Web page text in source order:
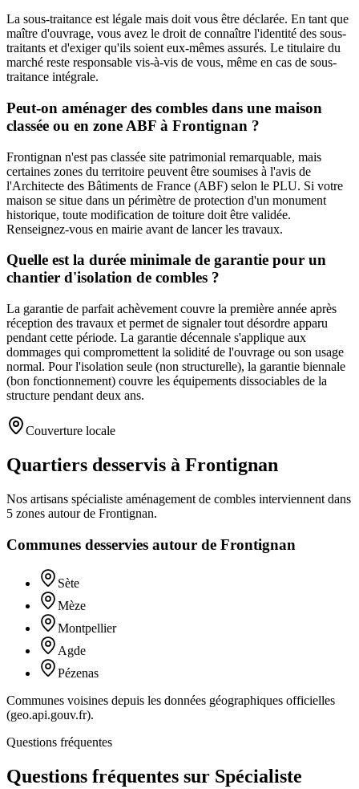
La sous-traitance est légale mais doit vous être déclarée. En tant que
maître d'ouvrage, vous avez le droit de connaître l'identité des sous-
traitants et d'exiger qu'ils soient eux-mêmes assurés. Le titulaire du
marché reste responsable vis-à-vis de vous, même en cas de sous-
traitance intégrale.
Peut-on aménager des combles dans une maison
classée ou en zone ABF à Frontignan ?
Frontignan n'est pas classée site patrimonial remarquable, mais
certaines zones du territoire peuvent être soumises à l'avis de
l'Architecte des Bâtiments de France (ABF) selon le PLU. Si votre
maison se situe dans un périmètre de protection d'un monument
historique, toute modification de toiture doit être validée.
Renseignez-vous en mairie avant de lancer les travaux.
Quelle est la durée minimale de garantie pour un
chantier d'isolation de combles ?
La garantie de parfait achèvement couvre la première année après
réception des travaux et permet de signaler tout désordre apparu
pendant cette période. La garantie décennale s'applique aux
dommages qui compromettent la solidité de l'ouvrage ou son usage
normal. Pour l'isolation seule (non structurelle), la garantie biennale
(bon fonctionnement) couvre les équipements dissociables de la
structure pendant deux ans.
Couverture locale
Quartiers desservis à Frontignan
Nos artisans spécialiste aménagement de combles interviennent dans
5 zones autour de Frontignan.
Communes desservies autour de Frontignan
Sète
Mèze
Montpellier
Agde
Pézenas
Communes voisines depuis les données géographiques officielles
(geo.api.gouv.fr).
Questions fréquentes
Questions fréquentes sur Spécialiste